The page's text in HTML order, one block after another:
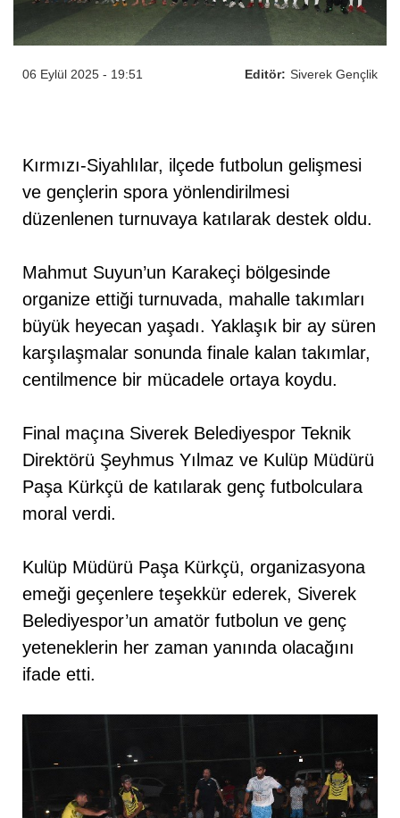
Editör: Siverek Gençlik
06 Eylül 2025 - 19:51
Kırmızı-Siyahlılar, ilçede futbolun gelişmesi
ve gençlerin spora yönlendirilmesi
düzenlenen turnuvaya katılarak destek oldu.
Mahmut Suyun’un Karakeçi bölgesinde
organize ettiği turnuvada, mahalle takımları
büyük heyecan yaşadı. Yaklaşık bir ay süren
karşılaşmalar sonunda finale kalan takımlar,
centilmence bir mücadele ortaya koydu.
Final maçına Siverek Belediyespor Teknik
Direktörü Şeyhmus Yılmaz ve Kulüp Müdürü
Paşa Kürkçü de katılarak genç futbolculara
moral verdi.
Kulüp Müdürü Paşa Kürkçü, organizasyona
emeği geçenlere teşekkür ederek, Siverek
Belediyespor’un amatör futbolun ve genç
yeteneklerin her zaman yanında olacağını
ifade etti.